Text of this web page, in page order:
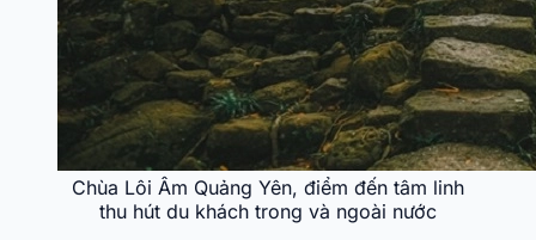
Chùa Lôi Âm Quảng Yên, điểm đến tâm linh
thu hút du khách trong và ngoài nước